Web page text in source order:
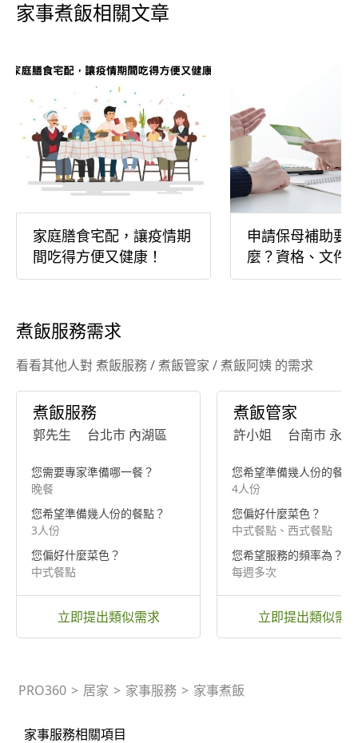
家事煮飯相關文章
家庭膳食宅配，讓疫情期
間吃得方便又健康！
申請保母補助要
麼？資格、文件
次看懂
煮飯服務需求
看看其他人對 煮飯服務 / 煮飯管家 / 煮飯阿姨 的需求
煮飯服務
郭先生 台北市 內湖區
您需要專家準備哪一餐？
晚餐
您希望準備幾人份的餐點？
3人份
您偏好什麼菜色？
中式餐點
立即提出類似需求
煮飯管家
許小姐 台南市 永
您希望準備幾人份的餐點
4人份
您偏好什麼菜色？
中式餐點、西式餐點
您希望服務的頻率為？
每週多次
立即提出類似需
PRO360 > 居家 > 家事服務 > 家事煮飯
家事服務相關項目